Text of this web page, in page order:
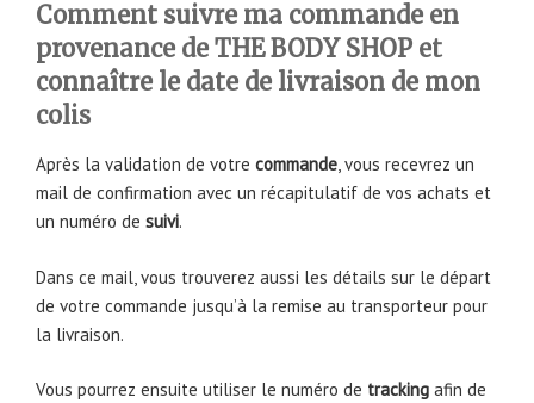
Comment suivre ma commande en
provenance de THE BODY SHOP et
connaître le date de livraison de mon
colis
Après la validation de votre commande, vous recevrez un
mail de confirmation avec un récapitulatif de vos achats et
un numéro de suivi.
Dans ce mail, vous trouverez aussi les détails sur le départ
de votre commande jusqu’à la remise au transporteur pour
la livraison.
Vous pourrez ensuite utiliser le numéro de tracking afin de